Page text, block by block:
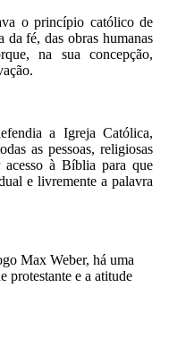
o princípio católico de
da fé, das obras humanas
na sua concepção,
a Igreja Católica,
as pessoas, religiosas
à Bíblia para que
e livremente a palavra
Max Weber, há uma
protestante e a atitude